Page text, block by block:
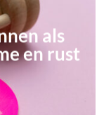
als
en rust